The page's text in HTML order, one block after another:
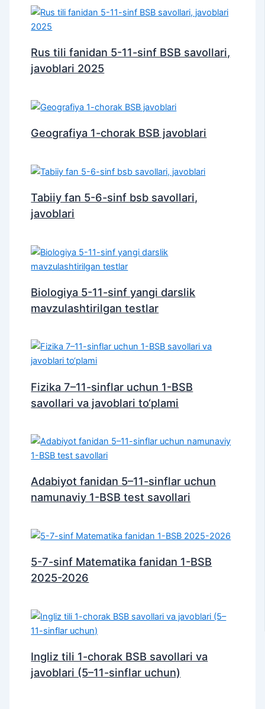
Rus tili fanidan 5-11-sinf BSB savollari,
javoblari 2025
Geografiya 1-chorak BSB javoblari
Tabiiy fan 5-6-sinf bsb savollari,
javoblari
Biologiya 5-11-sinf yangi darslik
mavzulashtirilgan testlar
Fizika 7–11-sinflar uchun 1-BSB
savollari va javoblari to‘plami
Adabiyot fanidan 5–11-sinflar uchun
namunaviy 1-BSB test savollari
5-7-sinf Matematika fanidan 1-BSB
2025-2026
Ingliz tili 1-chorak BSB savollari va
javoblari (5–11-sinflar uchun)